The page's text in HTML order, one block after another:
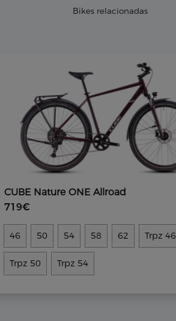
Bikes relacionadas
CUBE Nature ONE Allroad
719€
46 50 54 58 62 Trpz 46
Trpz 50 Trpz 54